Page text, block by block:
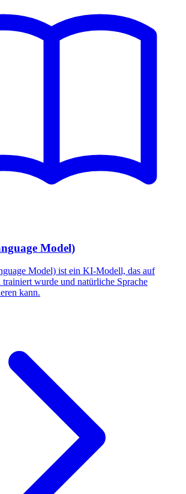
Model)
Model) ist ein KI-Modell, das auf
trainiert wurde und natürliche Sprache
kann.